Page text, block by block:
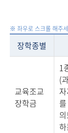
장학종별
교육조교
장학금
1
(